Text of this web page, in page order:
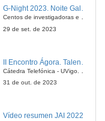
4 de nov. de 2014
4 de nov. de 2014
G-Night 2023. Noite Galega das Persoas Investigadoras. Conciencias creativas
Centos de investigadoras e investigadores, decenas de actividades e sete cidades
29 de set. de 2023
Cátedra Telefónica - UVigo. Espazos de innovación
31 de out. de 2023
Vídeo resumen JAI 2022